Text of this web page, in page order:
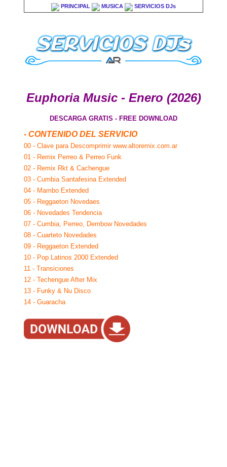
PRINCIPAL MUSICA SERVICIOS DJs
Euphoria Music - Enero (2026)
DESCARGA GRATIS - FREE DOWNLOAD
- CONTENIDO DEL SERVICIO
00 - Clave para Descomprimir www.altoremix.com.ar
01 - Remix Perreo & Perreo Funk
02 - Remix Rkt & Cachengue
03 - Cumbia Santafesina Extended
04 - Mambo Extended
05 - Reggaeton Novedaes
06 - Novedades Tendencia
07 - Cumbia, Perreo, Dembow Novedades
08 - Cuarteto Novedades
09 - Reggaeton Extended
10 - Pop Latinos 2000 Extended
11 - Transiciones
12 - Techengue After Mix
13 - Funky & Nu Disco
14 - Guaracha